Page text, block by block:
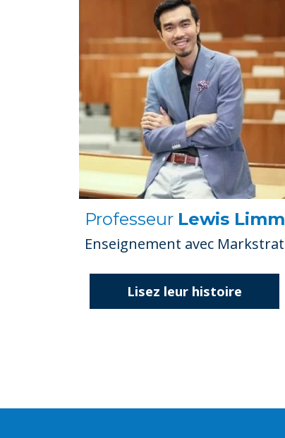
Professeur Lewis Limm
Enseignement avec Markstrat
Lisez leur histoire